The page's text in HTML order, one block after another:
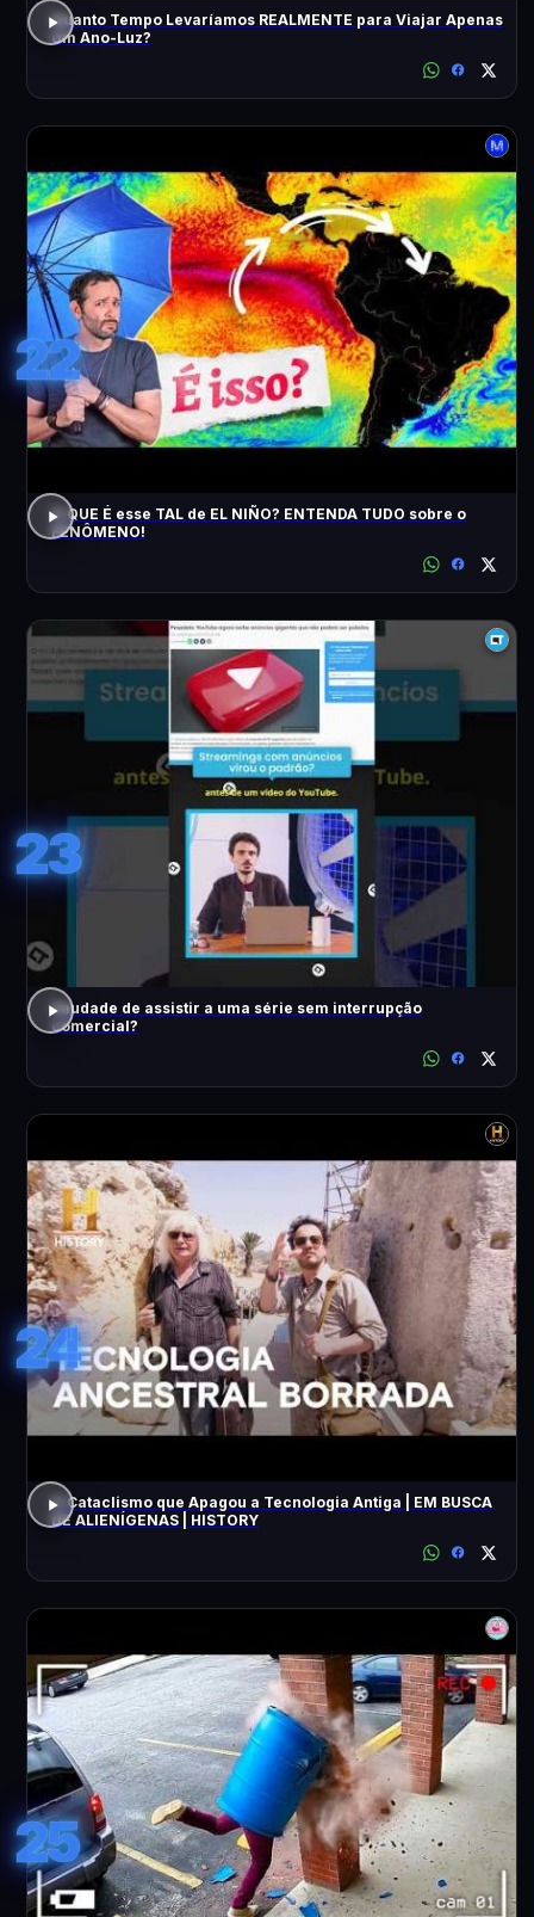
Quanto Tempo Levaríamos REALMENTE para Viajar Apenas
Um Ano-Luz?
22
O QUE É esse TAL de EL NIÑO? ENTENDA TUDO sobre o
FENÔMENO!
23
Saudade de assistir a uma série sem interrupção
comercial?
24
O Cataclismo que Apagou a Tecnologia Antiga | EM BUSCA
DE ALIENÍGENAS | HISTORY
25